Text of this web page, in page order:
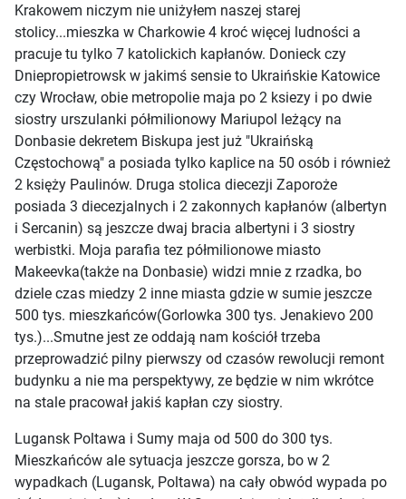
Krakowem niczym nie uniżyłem naszej starej
stolicy...mieszka w Charkowie 4 kroć więcej ludności a
pracuje tu tylko 7 katolickich kapłanów. Donieck czy
Dniepropietrowsk w jakimś sensie to Ukraińskie Katowice
czy Wrocław, obie metropolie maja po 2 ksiezy i po dwie
siostry urszulanki półmilionowy Mariupol leżący na
Donbasie dekretem Biskupa jest już "Ukraińską
Częstochową" a posiada tylko kaplice na 50 osób i również
2 księży Paulinów. Druga stolica diecezji Zaporoże
posiada 3 diecezjalnych i 2 zakonnych kapłanów (albertyn
i Sercanin) są jeszcze dwaj bracia albertyni i 3 siostry
werbistki. Moja parafia tez półmilionowe miasto
Makeevka(także na Donbasie) widzi mnie z rzadka, bo
dziele czas miedzy 2 inne miasta gdzie w sumie jeszcze
500 tys. mieszkańców(Gorlowka 300 tys. Jenakievo 200
tys.)...Smutne jest ze oddają nam kościół trzeba
przeprowadzić pilny pierwszy od czasów rewolucji remont
budynku a nie ma perspektywy, ze będzie w nim wkrótce
na stale pracował jakiś kapłan czy siostry.
Lugansk Poltawa i Sumy maja od 500 do 300 tys.
Mieszkańców ale sytuacja jeszcze gorsza, bo w 2
wypadkach (Lugansk, Poltawa) na cały obwód wypada po